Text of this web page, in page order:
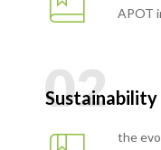
APOT
Sustainability
the